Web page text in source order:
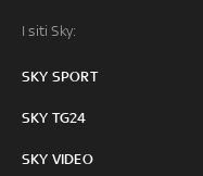
I siti Sky:
SKY SPORT
SKY TG24
SKY VIDEO